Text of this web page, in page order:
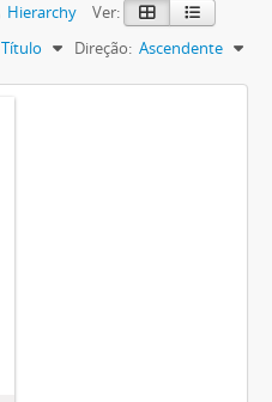
Hierarchy
Ver:
Título Direção: Ascendente